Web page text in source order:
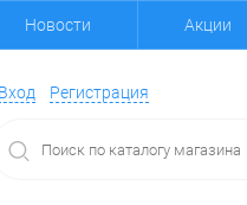
Новости Акции
Вход Регистрация